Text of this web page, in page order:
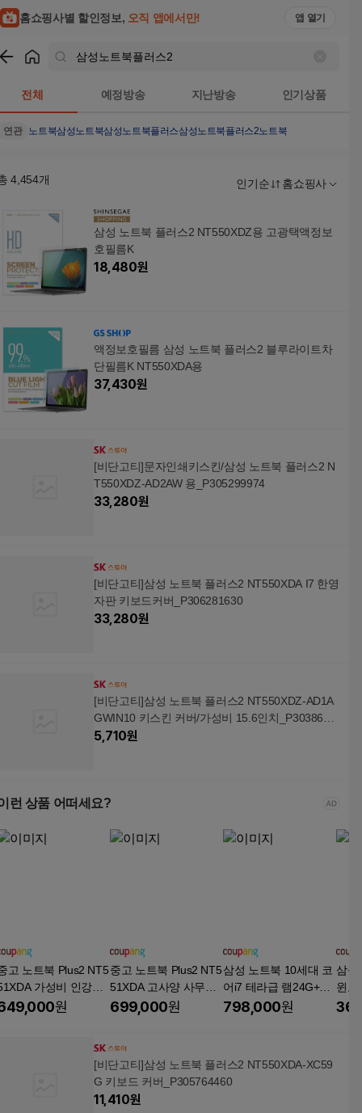
홈쇼핑사별 할인정보, 오직 앱에서만! 앱 열기
전체 예정방송 지난방송 인기상품
연관 노트북삼성노트북삼성노트북플러스삼성노트북플러스2노트북
4,454개 인기순 홈쇼핑사
삼성 노트북 플러스2 NT550XDZ용 고광택액정보
호필름K
18,480원
액정보호필름 삼성 노트북 플러스2 블루라이트차
단필름K NT550XDA용
37,430원
[비단고티]문자인쇄키스킨/삼성 노트북 플러스2 N
T550XDZ-AD2AW 용_P305299974
33,280원
[비단고티]삼성 노트북 플러스2 NT550XDA I7 한영
자판 키보드커버_P306281630
33,280원
[비단고티]삼성 노트북 플러스2 NT550XDZ-AD1A
GWIN10 키스킨 커버/가성비 15.6인치_P3038607
74
5,710원
런 상품 어떠세요?
고 노트북 Plus2 NT5
가성비 인강용
1165G7 16GB SSD
트북 Plus2 NT551X
WIN11 Home, 16G
256GB, 미스틱 그레
원
중고 노트북 Plus2 NT5
51XDA 고사양 사무용
(i7-1165G7 16GB SSD
노트북 Plus2 NT551X
DA, WIN11 Home, 16G
B, 500GB, 미스틱 그레
이
699,000원
삼성 노트북 10세대 코
어i7 테라급 램24G+대
용량1.2TB 듀얼스토리
798,000원
삼성
윈도
치
[비단고티]삼성 노트북 플러스2 NT550XDA-XC59
G 키보드 커버_P305764460
11,410원